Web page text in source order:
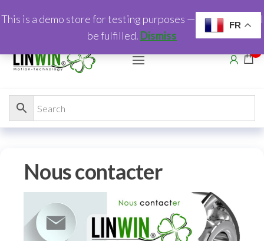
Nous contacter
FR
This is a demo store for testing purposes — no orders shall
be fulfilled. Dismiss